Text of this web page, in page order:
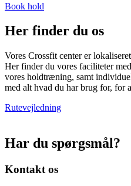
Book hold
Her finder du os
Vores Crossfit center er
Her finder du vores faciliteter
vores holdtræning, samt
med alt hvad du har brug for, for
Rutevejledning
Har du spørgsmål?
Kontakt os